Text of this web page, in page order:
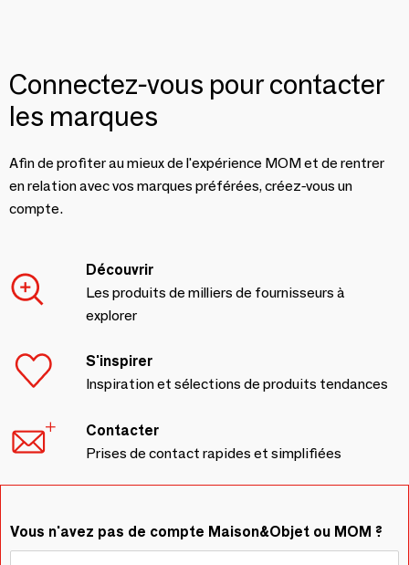
Connectez-vous pour contacter
les marques
Afin de profiter au mieux de l'expérience MOM et de rentrer
en relation avec vos marques préférées, créez-vous un
compte.
Découvrir
Les produits de milliers de fournisseurs à
explorer
S'inspirer
Inspiration et sélections de produits tendances
Contacter
Prises de contact rapides et simplifiées
Vous n'avez pas de compte Maison&Objet ou MOM ?